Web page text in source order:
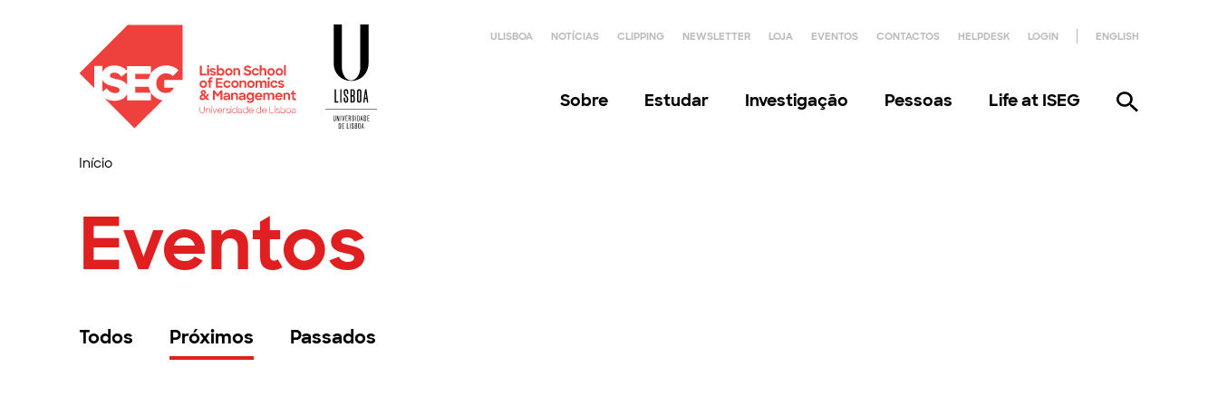
ULISBOA NOTÍCIAS CLIPPING NEWSLETTER LOJA EVENTOS CONTACTOS HELPDESK LOGIN ENGLISH
Sobre Estudar Investigação Pessoas Life at ISEG
Início
Eventos
Todos Próximos Passados